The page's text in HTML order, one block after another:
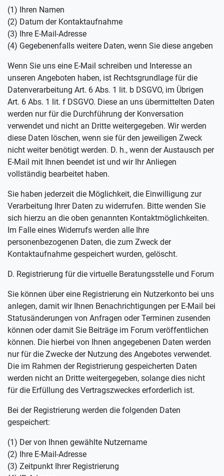
(1) Ihren Namen
(2) Datum der Kontaktaufnahme
(3) Ihre E-Mail-Adresse
(4) Gegebenenfalls weitere Daten, wenn Sie diese angeben
Wenn Sie uns eine E-Mail schreiben und Interesse an
unseren Angeboten haben, ist Rechtsgrundlage für die
Datenverarbeitung Art. 6 Abs. 1 lit. b DSGVO, im Übrigen
Art. 6 Abs. 1 lit. f DSGVO. Diese an uns übermittelten Daten
werden nur für die Durchführung der Konversation
verwendet und nicht an Dritte weitergegeben. Wir werden
diese Daten löschen, wenn sie für den jeweiligen Zweck
nicht weiter benötigt werden. D. h., wenn der Austausch per
E-Mail mit Ihnen beendet ist und wir Ihr Anliegen
vollständig bearbeitet haben.
Sie haben jederzeit die Möglichkeit, die Einwilligung zur
Verarbeitung Ihrer Daten zu widerrufen. Bitte wenden Sie
sich hierzu an die oben genannten Kontaktmöglichkeiten.
Im Falle eines Widerrufs werden alle Ihre
personenbezogenen Daten, die zum Zweck der
Kontaktaufnahme gespeichert wurden, gelöscht.
D. Registrierung für die virtuelle Beratungsstelle und Forum
Sie können über eine Registrierung ein Nutzerkonto bei uns
anlegen, damit wir Ihnen Benachrichtigungen per E-Mail bei
Statusänderungen von Anfragen oder Terminen zusenden
können oder damit Sie Beiträge im Forum veröffentlichen
können. Die hierbei von Ihnen angegebenen Daten werden
nur für die Zwecke der Nutzung des Angebotes verwendet.
Die im Rahmen der Registrierung gespeicherten Daten
werden nicht an Dritte weitergegeben, solange dies nicht
für die Erfüllung des Vertragszweckes erforderlich ist.
Bei der Registrierung werden die folgenden Daten
gespeichert:
(1) Der von Ihnen gewählte Nutzername
(2) Ihre E-Mail-Adresse
(3) Zeitpunkt Ihrer Registrierung